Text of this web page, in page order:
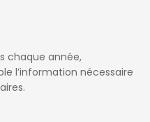
chaque année,
l’information nécessaire